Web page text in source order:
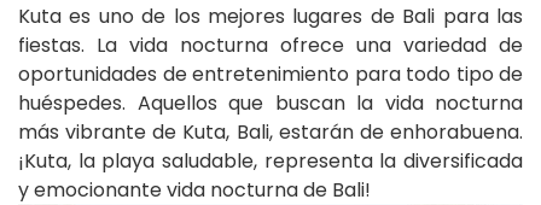
Kuta es uno de los mejores lugares de Bali para las
fiestas. La vida nocturna ofrece una variedad de
oportunidades de entretenimiento para todo tipo de
huéspedes. Aquellos que buscan la vida nocturna
más vibrante de Kuta, Bali, estarán de enhorabuena.
¡Kuta, la playa saludable, representa la diversificada
y emocionante vida nocturna de Bali!